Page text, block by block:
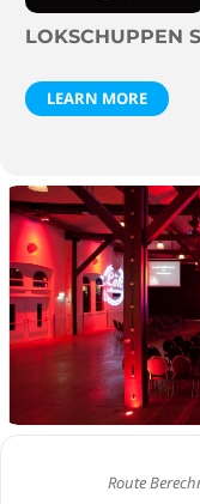
LOKSCHUPPEN
LEARN MORE